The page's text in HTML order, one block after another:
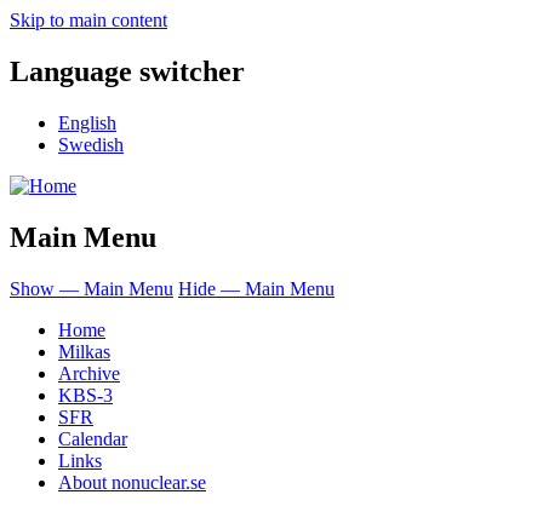
Skip to main content
Language switcher
English
Swedish
Main Menu
Show — Main Menu Hide — Main Menu
Home
Milkas
Archive
KBS-3
SFR
Calendar
Links
About nonuclear.se